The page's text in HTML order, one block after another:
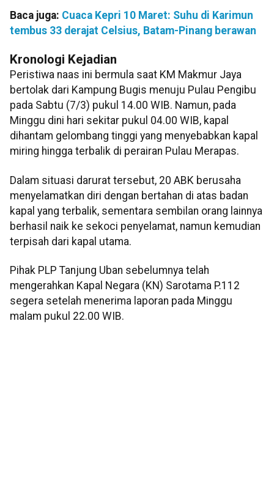
Baca juga: Cuaca Kepri 10 Maret: Suhu di Karimun
tembus 33 derajat Celsius, Batam-Pinang berawan
Kronologi Kejadian
Peristiwa naas ini bermula saat KM Makmur Jaya
bertolak dari Kampung Bugis menuju Pulau Pengibu
pada Sabtu (7/3) pukul 14.00 WIB. Namun, pada
Minggu dini hari sekitar pukul 04.00 WIB, kapal
dihantam gelombang tinggi yang menyebabkan kapal
miring hingga terbalik di perairan Pulau Merapas.
Dalam situasi darurat tersebut, 20 ABK berusaha
menyelamatkan diri dengan bertahan di atas badan
kapal yang terbalik, sementara sembilan orang lainnya
berhasil naik ke sekoci penyelamat, namun kemudian
terpisah dari kapal utama.
Pihak PLP Tanjung Uban sebelumnya telah
mengerahkan Kapal Negara (KN) Sarotama P.112
segera setelah menerima laporan pada Minggu
malam pukul 22.00 WIB.